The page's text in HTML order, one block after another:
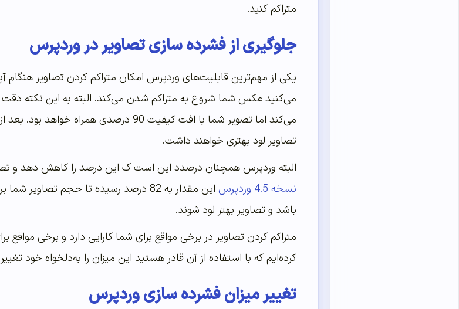
متراکم کنید.
جلوگیری از فشرده سازی تصاویر در وردپرس
یکی از مهم‌ترین قابلیت‌های وردپرس امکان متراکم کردن تصاویر
می‌کنید عکس شما شروع به متراکم شدن می‌کند. البته به این نکته
می‌کند اما تصویر شما با افت کیفیت 90
تصاویر لود بهتری خواهند داشت.
البته وردپرس همچنان درصدد این است ک این درصد را کاهش دهد و
نسخه 4.5 وردپرس
این مقدار به 82 درصد رسیده تا حجم
باشد و تصاویر بهتر لود شوند.
متراکم کردن تصاویر در برخی مواقع برای شما کارایی دارد و برخی مواقع
کرده‌ایم که با استفاده از آن قادر هستید این میزان را به‌دلخواه خود
تغییر میزان فشرده سازی وردپرس